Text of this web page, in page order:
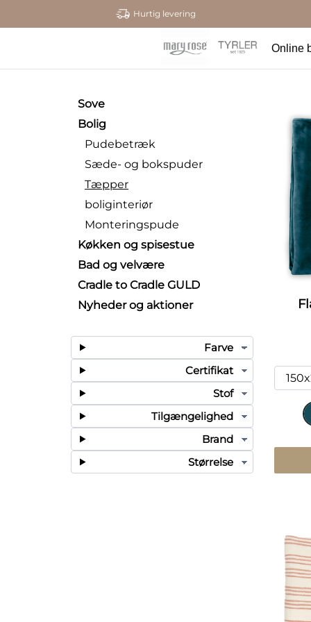
Hurtig levering
Online
Sove
Bolig
Pudebetræk
Sæde- og bokspuder
Tæpper
boliginteriør
Monteringspude
Køkken og spisestue
Bad og velvære
Cradle to Cradle GULD
Nyheder og aktioner
Farve
Certifikat
Stof
Tilgængelighed
Brand
Størrelse